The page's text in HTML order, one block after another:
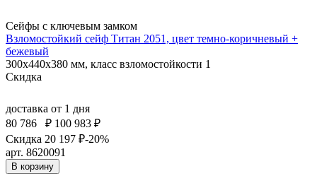
Сейфы с ключевым замком
Взломостойкий сейф Титан 2051, цвет темно-коричневый +
бежевый
300x440x380 мм, класс взломостойкости 1
Скидка
доставка от 1 дня
80 786
₽ 100 983 ₽
Скидка 20 197 ₽-20%
арт. 8620091
В корзину